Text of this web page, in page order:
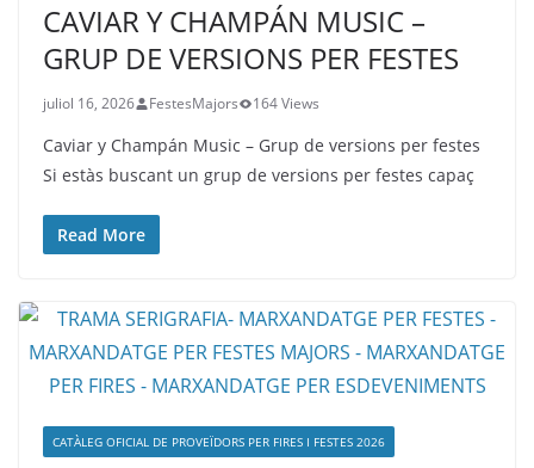
CAVIAR Y CHAMPÁN MUSIC –
GRUP DE VERSIONS PER FESTES
juliol 16, 2026 FestesMajors 164 Views
Caviar y Champán Music – Grup de versions per festes
Si estàs buscant un grup de versions per festes capaç
Read More
CATÀLEG OFICIAL DE PROVEÏDORS PER FIRES I FESTES 2026